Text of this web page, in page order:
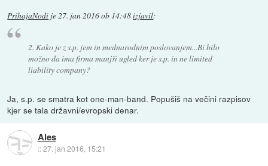
PrihajaNodi je27. jan 2016 ob 14:48izjavil:
2. Kako je z s.p. jem in mednarodnim poslovanjem...Bi bilo
možno da ima firma manjši ugled ker je s.p. in ne limited
liability company?
Ja, s.p. se smatra kot one-man-band. Popušiš na večini razpisov
kjer se tala državni/evropski denar.
Ales
::27. jan 2016, 15:21